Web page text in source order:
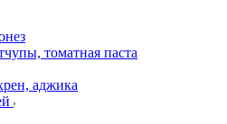
томатная паста
аджика